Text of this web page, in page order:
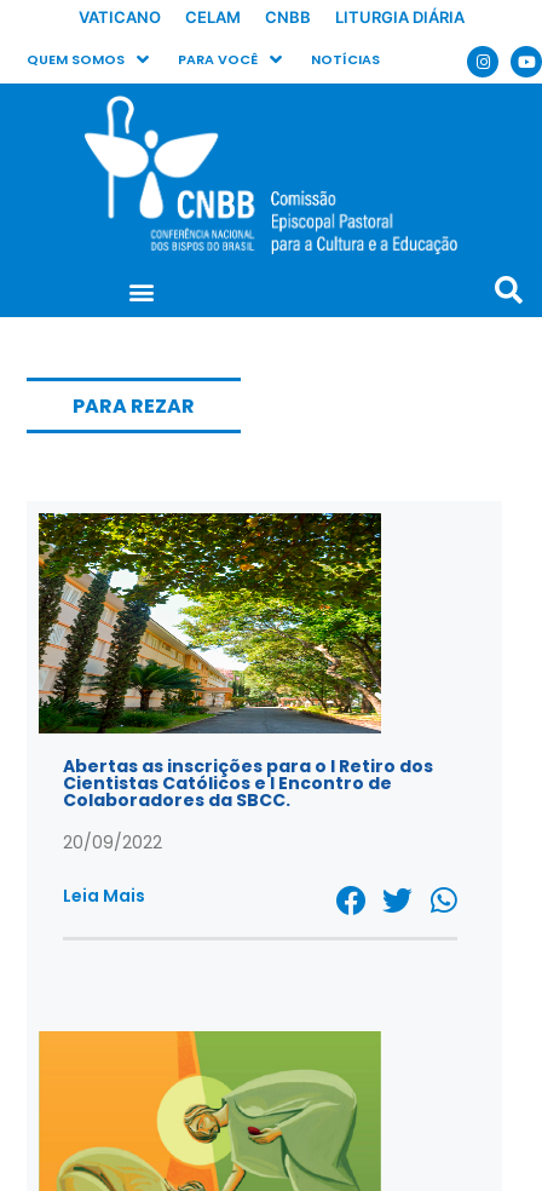
VATICANO CELAM CNBB LITURGIA DIÁRIA
QUEM SOMOS PARA VOCÊ NOTÍCIAS
PARA REZAR
Abertas as inscrições para o I Retiro dos
Cientistas Católicos e I Encontro de
Colaboradores da SBCC.
20/09/2022
Leia Mais